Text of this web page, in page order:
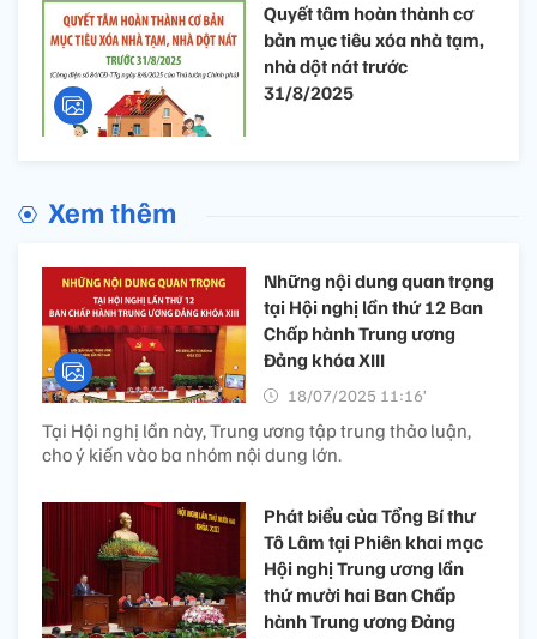
Quyết tâm hoàn thành cơ
bản mục tiêu xóa nhà tạm,
nhà dột nát trước
31/8/2025
Xem thêm
Những nội dung quan trọng
tại Hội nghị lần thứ 12 Ban
Chấp hành Trung ương
Đảng khóa XIII
18/07/2025 11:16’
Tại Hội nghị lần này, Trung ương tập trung thảo luận,
cho ý kiến vào ba nhóm nội dung lớn.
Phát biểu của Tổng Bí thư
Tô Lâm tại Phiên khai mạc
Hội nghị Trung ương lần
thứ mười hai Ban Chấp
hành Trung ương Đảng